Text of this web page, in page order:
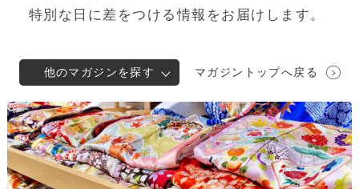
特別な日に差をつける情報をお届けします。
他のマガジンを探す マガジントップへ戻る